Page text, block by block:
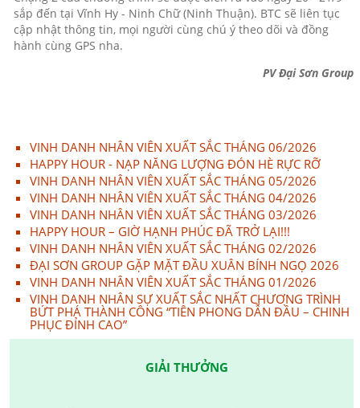
sắp đến tại Vĩnh Hy - Ninh Chữ (Ninh Thuận). BTC sẽ liên tục
cập nhật thông tin, mọi người cùng chú ý theo dõi và đồng
hành cùng GPS nha.
PV Đại Sơn Group
VINH DANH NHÂN VIÊN XUẤT SẮC THÁNG 06/2026
HAPPY HOUR - NẠP NĂNG LƯỢNG ĐÓN HÈ RỰC RỠ
VINH DANH NHÂN VIÊN XUẤT SẮC THÁNG 05/2026
VINH DANH NHÂN VIÊN XUẤT SẮC THÁNG 04/2026
VINH DANH NHÂN VIÊN XUẤT SẮC THÁNG 03/2026
HAPPY HOUR – GIỜ HẠNH PHÚC ĐÃ TRỞ LẠI!!!
VINH DANH NHÂN VIÊN XUẤT SẮC THÁNG 02/2026
ĐẠI SƠN GROUP GẶP MẶT ĐẦU XUÂN BÍNH NGỌ 2026
VINH DANH NHÂN VIÊN XUẤT SẮC THÁNG 01/2026
VINH DANH NHÂN SỰ XUẤT SẮC NHẤT CHƯƠNG TRÌNH
BỨT PHÁ THÀNH CÔNG “TIÊN PHONG DẪN ĐẦU – CHINH
PHỤC ĐỈNH CAO”
GIẢI THƯỞNG